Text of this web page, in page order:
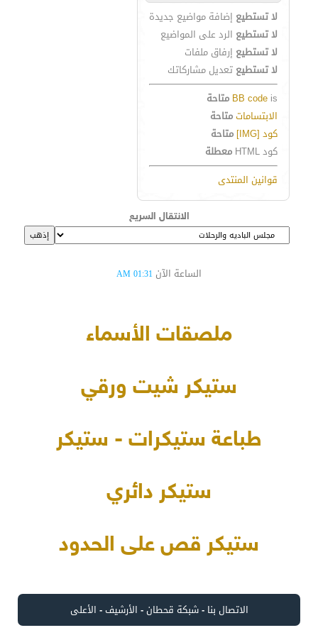
لا تستطيع إضافة مواضيع جديدة
لا تستطيع الرد على المواضيع
لا تستطيع إرفاق ملفات
لا تستطيع تعديل مشاركاتك
BB code is
متاحة
الابتساماتمتاحة
كود [IMG]
متاحة
كود HTML
معطلة
قوانين المنتدى
الانتقال السريع
الساعة الآن 01:31 AM
ملصقات الأسماء
ستيكر شيت ورقي
طباعة ستيكرات - ستيكر
ستيكر دائري
ستيكر قص على الحدود
الاتصال بنا -شبكة قحطان- الأرشيف- الأعلى